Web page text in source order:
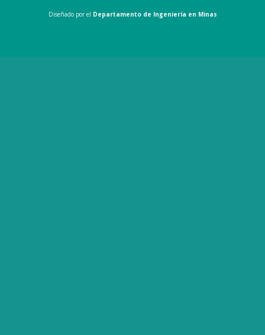
Diseñado por el Departamento de Ingeniería en Minas